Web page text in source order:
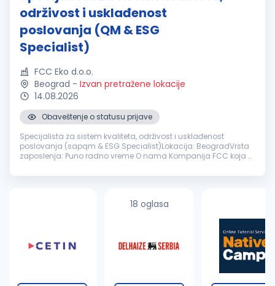
održivost i usklađenost
poslovanja (QM & ESG
Specialist)
FCC Eko d.o.o.
Beograd - Izvan pretražene lokacije
14.08.2026
Obaveštenje o statusu prijave
Specijalista za sistem kvaliteta, održivost i usklađenost
poslovanja (sapqm & ESG Specialist)Lokacija: BeogradVrsta
zaposlenja: Puno radno vreme O nama Kompanija FCC koja u
za komunalni...
18 oglasa